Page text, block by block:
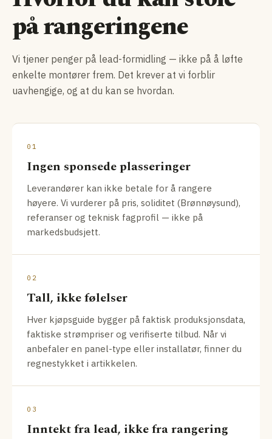
på rangeringene
Vi tjener penger på lead-formidling — ikke på å løfte
enkelte montører frem. Det krever at vi forblir
uavhengige, og at du kan se hvordan.
01
Ingen sponsede plasseringer
Leverandører kan ikke betale for å rangere
høyere. Vi vurderer på pris, soliditet (Brønnøysund),
referanser og teknisk fagprofil — ikke på
markedsbudsjett.
02
Tall, ikke følelser
Hver kjøpsguide bygger på faktisk produksjonsdata,
faktiske strømpriser og verifiserte tilbud. Når vi
anbefaler en panel-type eller installatør, finner du
regnestykket i artikkelen.
03
Inntekt fra lead, ikke fra rangering